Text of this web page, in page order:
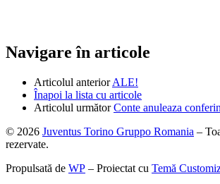
Navigare în articole
Articolul anterior ALE!
Înapoi la lista cu articole
Articolul următor Conte anuleaza
© 2026 Juventus Torino Gruppo Romania –
rezervate.
Propulsată de WP – Proiectat cu Temă